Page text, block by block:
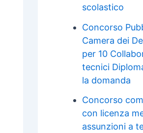
scolastico
Concorso
Camera dei
per 10
tecnici
la domanda
Concorso
con licenza
assunzioni a